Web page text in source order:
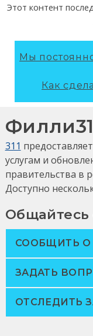
Этот контент
Мы
Как
311
услугам и
правительства в
Доступно
Общайтесь
СООБЩИТЬ О
ЗАДАТЬ
ОТСЛЕДИТЬ